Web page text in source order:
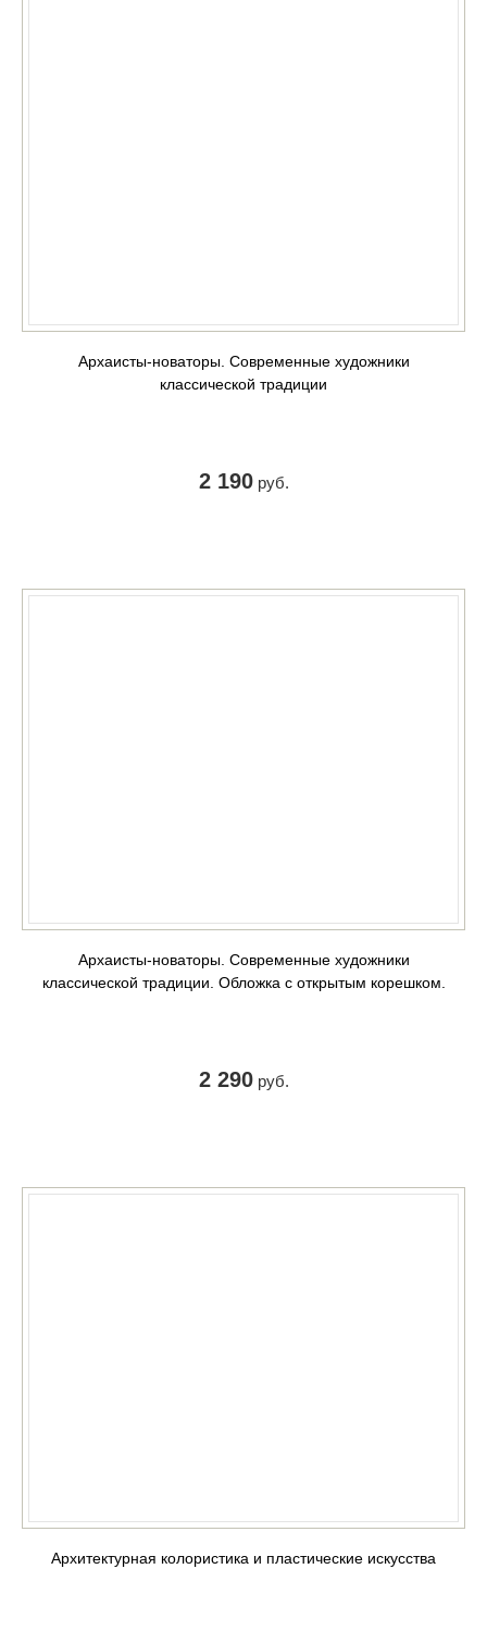
Архаисты-новаторы. Современные художники
классической традиции
2 190руб.
Архаисты-новаторы. Современные художники
классической традиции. Обложка с открытым корешком.
2 290руб.
Архитектурная колористика и пластические искусства